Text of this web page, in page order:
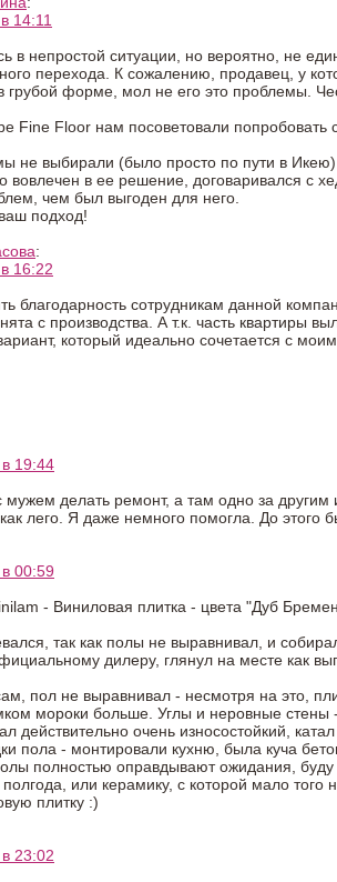
14:11
в непростой ситуации, но вероятно, не
перехода. К сожалению, продавец, у
грубой форме, мол не его это проблемы.
Fine Floor нам посоветовали попробовать
не выбирали (было просто по пути в
вовлечен в ее решение, договаривался с
чем был выгоден для него.
подход!
:
16:22
благодарность сотрудникам данной
с производства. А т.к. часть квартиры
который идеально сочетается с
в 19:44
мужем делать ремонт, а там одно за
лего. Я даже немного помогла. До этого
00:59
- Виниловая плитка - цвета "Дуб
так как полы не выравнивал, и
дилеру, глянул на месте как
пол не выравнивал - несмотря на это,
мороки больше. Углы и неровные стены
действительно очень износостойкий,
пола - монтировали кухню, была куча
полностью оправдывают ожидания,
или керамику, с которой мало
плитку :)
23:02